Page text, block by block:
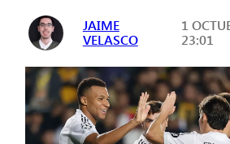
JAIME
VELASCO
1
23:01